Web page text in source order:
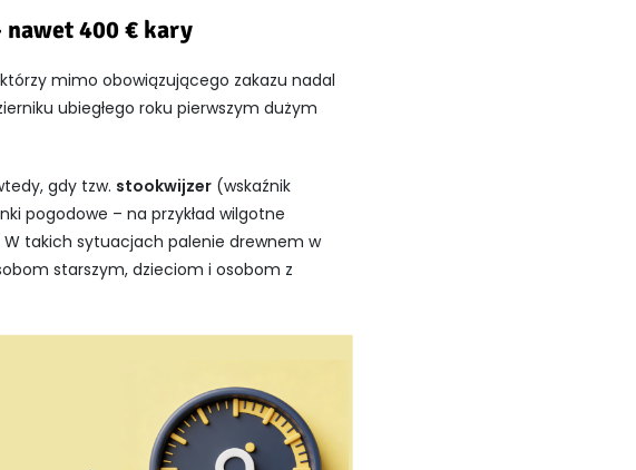
nawet 400 € kary
mimo obowiązującego zakazu nadal
ubiegłego roku pierwszym dużym
gdy tzw. stookwijzer(wskaźnik
pogodowe – na przykład wilgotne
takich sytuacjach palenie drewnem w
starszym, dzieciom i osobom z